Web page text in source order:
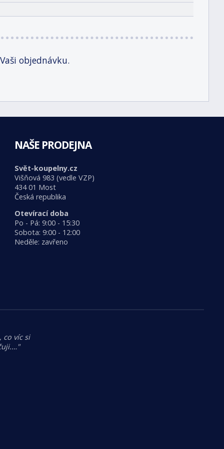
objednávku.
NAŠE PRODEJNA
Svět-koupelny.cz
Višňová 983 (vedle VZP)
434 01 Most
Česká republika
Otevírací doba
Po - Pá: 9:00 - 15:30
Sobota: 9:00 - 12:00
Neděle: zavřeno
co víc si